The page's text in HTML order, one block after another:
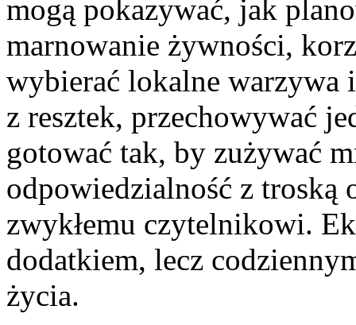
mogą pokazywać, jak
marnowanie żywności,
wybierać lokalne warzywa
z resztek, przechowywać
gotować tak, by zużywać
odpowiedzialność z troską
zwykłemu czytelnikowi.
dodatkiem, lecz
życia.